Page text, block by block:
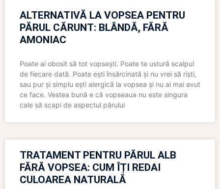
ALTERNATIVĂ LA VOPSEA PENTRU
PĂRUL CĂRUNT: BLÂNDĂ, FĂRĂ
AMONIAC
Poate ai obosit să tot vopsești. Poate te ustură scalpul
de fiecare dată. Poate ești însărcinată și nu vrei să riști,
sau pur și simplu ești alergică la vopsea și nu ai mai avut
ce face. Vestea bună e că vopseaua nu este singura
cale să scapi de aspectul părului
TRATAMENT PENTRU PĂRUL ALB
FĂRĂ VOPSEA: CUM ÎȚI REDAI
CULOAREA NATURALĂ